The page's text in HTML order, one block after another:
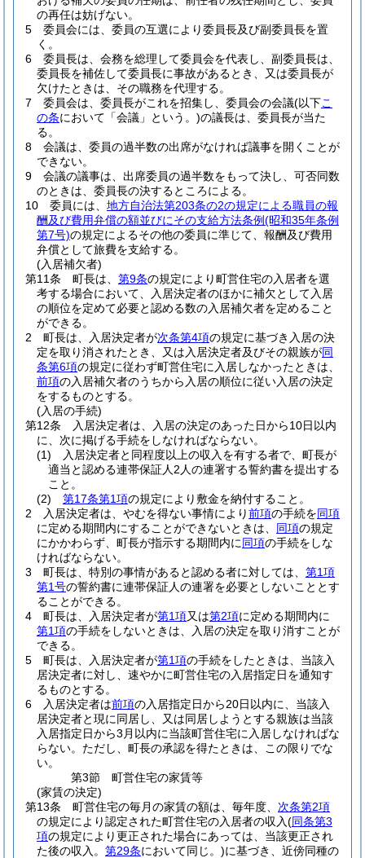
の再任は妨げない。
5
委員会には、委員の互選により委員長及び副委員長を置
く。
6
委員長は、会務を総理して委員会を代表し、副委員長は、
委員長を補佐して委員長に事故があるとき、又は委員長が
欠けたときは、その職務を代理する。
7
委員会は、委員長がこれを招集し、委員会の会議(以下こ
の条において「会議」という。)の議長は、委員長が当た
る。
8
会議は、委員の過半数の出席がなければ議事を開くことが
できない。
9
会議の議事は、出席委員の過半数をもって決し、可否同数
のときは、委員長の決するところによる。
10
委員には、 地方自治法第203条の2の規定による職員の報
酬及び費用弁償の額並びにその支給方法条例(昭和35年条例
第7号)の規定によるその他の委員に準じて、報酬及び費用
弁償として旅費を支給する。
(入居補欠者)
第11条
町長は、 第9条の規定により町営住宅の入居者を選
考する場合において、入居決定者のほかに補欠として入居
の順位を定めて必要と認める数の入居補欠者を定めること
ができる。
2
町長は、入居決定者が次条第4項の規定に基づき入居の決
定を取り消されたとき、又は入居決定者及びその親族が同
条第6項の規定に従わず町営住宅に入居しなかったときは、
前項の入居補欠者のうちから入居の順位に従い入居の決定
をするものとする。
(入居の手続)
第12条
入居決定者は、入居の決定のあった日から10日以内
に、次に掲げる手続をしなければならない。
(1)
入居決定者と同程度以上の収入を有する者で、町長が
適当と認める連帯保証人2人の連署する誓約書を提出する
こと。
(2)
第17条第1項の規定により敷金を納付すること。
2
入居決定者は、やむを得ない事情により前項の手続を同項
に定める期間内にすることができないときは、 同項の規定
にかかわらず、町長が指示する期間内に同項の手続をしな
ければならない。
3
町長は、特別の事情があると認める者に対しては、 第1項
第1号の誓約書に連帯保証人の連署を必要としないこととす
ることができる。
4
町長は、入居決定者が第1項又は第2項に定める期間内に
第1項の手続をしないときは、入居の決定を取り消すことが
できる。
5
町長は、入居決定者が第1項の手続をしたときは、当該入
居決定者に対し、速やかに町営住宅の入居指定日を通知す
るものとする。
6
入居決定者は前項の入居指定日から20日以内に、当該入
居決定者と現に同居し、又は同居しようとする親族は当該
入居指定日から3月以内に当該町営住宅に入居しなければな
らない。 ただし、町長の承認を得たときは、この限りでな
い。
第3節
町営住宅の家賃等
(家賃の決定)
第13条
町営住宅の毎月の家賃の額は、毎年度、 次条第2項
の規定により認定された町営住宅の入居者の収入(同条第3
項の規定により更正された場合にあっては、当該更正され
た後の収入。 第29条において同じ。)に基づき、近傍同種の